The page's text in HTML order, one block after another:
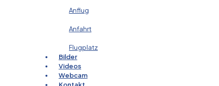
Anflug
Anfahrt
Flugplatz
Bilder
Videos
Webcam